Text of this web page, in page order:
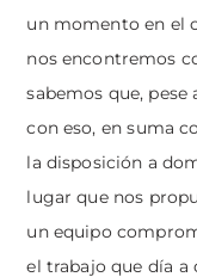
un momento en el
nos encontremos
sabemos que,
con eso, en suma
la disposición a
lugar que nos
un equipo
el trabajo que día a